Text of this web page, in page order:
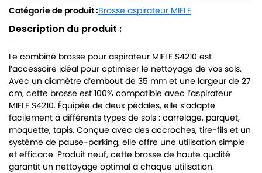
Catégorie de produit :Brosse aspirateur MIELE
Description du produit :
Le combiné brosse pour aspirateur MIELE S4210 est
l’accessoire idéal pour optimiser le nettoyage de vos sols.
Avec un diamètre d’embout de 35 mm et une largeur de 27
cm, cette brosse est 100% compatible avec l’aspirateur
MIELE S4210. Équipée de deux pédales, elle s’adapte
facilement à différents types de sols : carrelage, parquet,
moquette, tapis. Conçue avec des accroches, tire-fils et un
système de pause-parking, elle offre une utilisation simple
et efficace. Produit neuf, cette brosse de haute qualité
garantit un nettoyage optimal à chaque utilisation.